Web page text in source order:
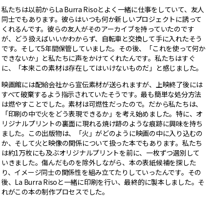
私たちは以前からLa Burra Risoとよく一緒に仕事をしていて、友人
同士でもあります。彼らはいつも何か新しいプロジェクトに誘って
くれるんです。彼らの友人がそのアーカイブを持っていたのです
が、どう扱えばいいかわからず、自転車と交換して手に入れたそう
です。そして5年間保管していました。その後、「これを使って何か
できないか」と私たちに声をかけてくれたんです。私たちはすぐ
に、「本来この素材は存在してはいけないものだ」と感じました。
映画館には配給会社から宣伝素材が送られますが、上映終了後には
すべて破棄するよう指示されていたそうです。最も簡単な処分方法
は燃やすことでした。素材は可燃性だったので。だから私たちは、
「印刷の中で火をどう表現できるか」を考え始めました。特に、オ
リジナルプリントの裏面に現れる焼け跡のような痕跡に興味を持ち
ました。この出版物は、「火」がどのように映画の中に入り込むの
か、そして火と映像の関係について扱った本でもあります。私たち
は約1万枚にも及ぶオリジナルプリントを前に、一枚ずつ選別して
いきました。傷んだものを除外しながら、本の表紙候補を探した
り、イメージ同士の関係性を組み立てたりしていったんです。その
後、La Burra Risoと一緒に印刷を行い、最終的に製本しました。そ
れがこの本の制作プロセスでした。